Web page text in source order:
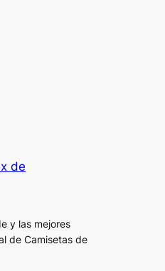
de
y las mejores
de Camisetas de